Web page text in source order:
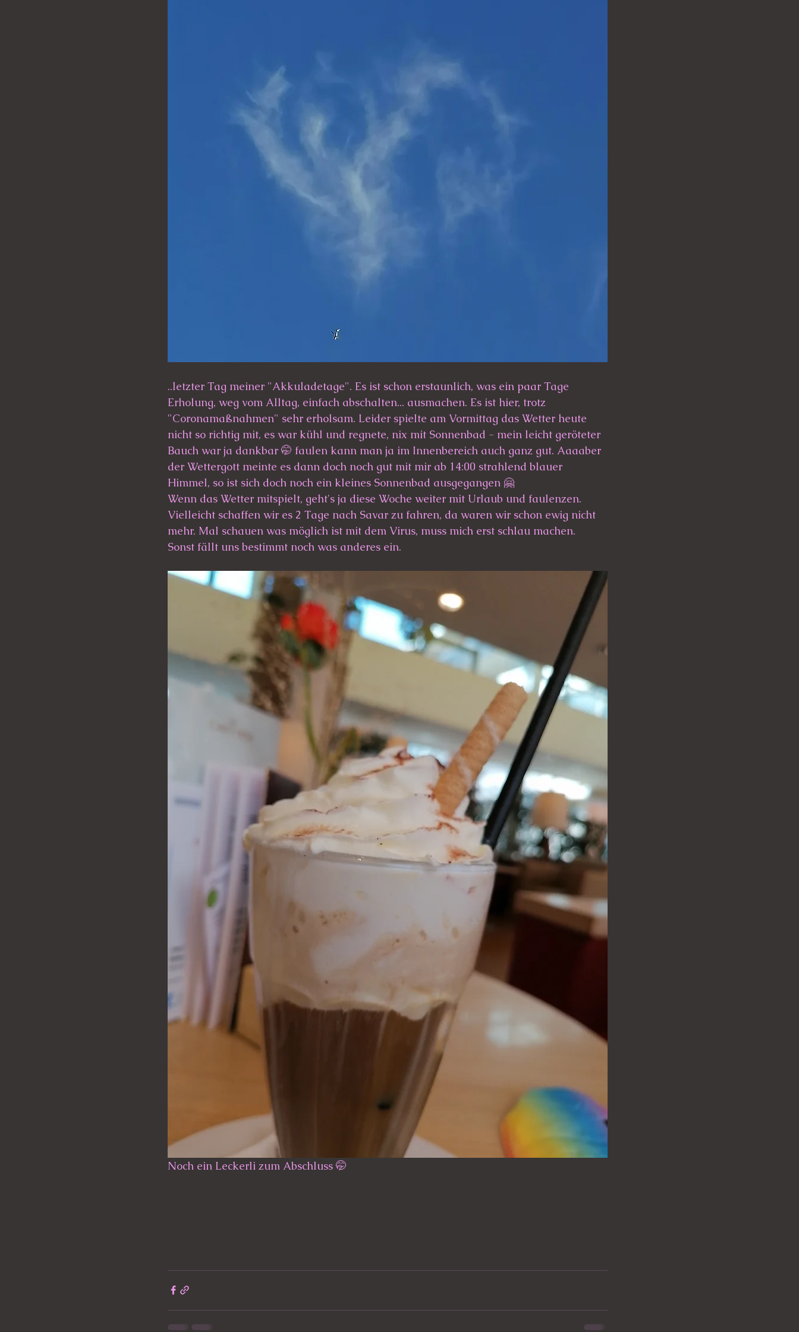
..letzter Tag meiner "Akkuladetage". Es ist schon erstaunlich, was ein paar Tage
Erholung, weg vom Alltag, einfach abschalten... ausmachen. Es ist hier, trotz
"Coronamaßnahmen" sehr erholsam. Leider spielte am Vormittag das Wetter heute
nicht so richtig mit, es war kühl und regnete, nix mit Sonnenbad - mein leicht geröteter
Bauch war ja dankbar 🤭 faulen kann man ja im Innenbereich auch ganz gut. Aaaaber
der Wettergott meinte es dann doch noch gut mit mir ab 14:00 strahlend blauer
Himmel, so ist sich doch noch ein kleines Sonnenbad ausgegangen 🤗
Wenn das Wetter mitspielt, geht's ja diese Woche weiter mit Urlaub und faulenzen.
Vielleicht schaffen wir es 2 Tage nach Savar zu fahren, da waren wir schon ewig nicht
mehr. Mal schauen was möglich ist mit dem Virus, muss mich erst schlau machen.
Sonst fällt uns bestimmt noch was anderes ein.
Noch ein Leckerli zum Abschluss 🤭